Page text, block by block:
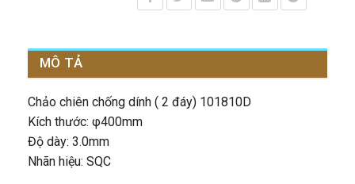
MÔ TẢ
Chảo chiên chống dính ( 2 đáy) 101810D
Kích thước: φ400mm
Độ dày: 3.0mm
Nhãn hiệu: SQC